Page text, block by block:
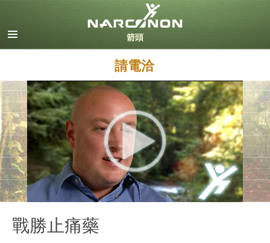
丹麥文
德文
西班牙文（拉丁美洲）
法文
希伯來文
馬札兒文
義大利文
日文
荷蘭文
挪威文
請電洽
戰勝止痛藥